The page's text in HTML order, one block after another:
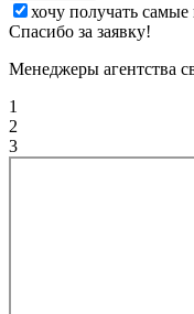
хочу получать
Спасибо за заявку!
Менеджеры агентства
1
2
3